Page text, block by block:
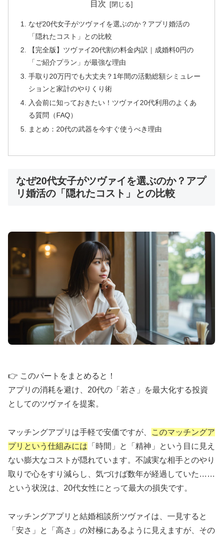
シーネット結婚相談所の詳細確認
💻 ウェルスマ：オンライン結婚相談所の先駆
け
4期連続AWARD
採用率1%の厳選カウンセラーがオンラインサポー
ウェルスマの詳細を確認
💡 サブスク婚活：月額制で始めやすい
💰 月額 9,800円 ・サブスク型料金
📱
オンライン完結 ・全国対応
⚡
入会から活動開始まで
サブスク婚活をチェック
📋 結婚相談所比較ネット：厳選17社を一括比
較
目次
なぜ20代女子がツヴァイを選ぶのか？アプリ婚活の
「隠れたコスト」との比較
【完全版】ツヴァイ20代割の料金内訳｜成婚料0円の
「ご紹介プラン」が最強な理由
手取り20万円でも大丈夫？1年間の活動総額シミュレー
ションと家計のやりくり術
入会前に知っておきたい！ツヴァイ20代利用のよくあ
る質問（FAQ）
まとめ：20代の武器を今すぐ使うべき理由
なぜ20代女子がツヴァイを選ぶのか？アプ
リ婚活の「隠れたコスト」との比較
👉 このパートをまとめると！
アプリの消耗を避け、20代の「若さ」を最大化する投資
としてのツヴァイを提案。
マッチングアプリは手軽で安価ですが、
このマッチングア
プリという仕組みには 「時間」と「精神」という目に見え
ない膨大なコストが隠れています。不誠実な相手とのやり
取りで心をすり減らし、気づけば数年が経過していた……
という状況は、20代女性にとって最大の損失です。
マッチングアプリと結婚相談所ツヴァイは、一見すると
「安さ」と「高さ」の対極にあるように見えますが、その